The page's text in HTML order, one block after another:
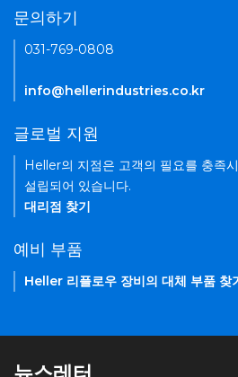
문의하기
031-769-0808
info@hellerindustries.co.kr
글로벌 지원
Heller의 지점은 고객의 필요를 충족
설립되어 있습니다.
대리점 찾기
예비 부품
Heller 리플로우 장비의 대체 부품 찾